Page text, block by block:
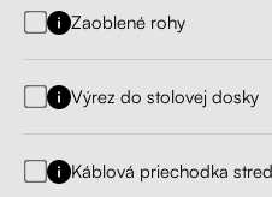
Zaoblené rohy
Výrez do stolovej dosky
Káblová priechodka stred